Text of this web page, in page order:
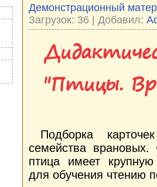
Демонстрационный
Загрузок: 36 | Добавил:
"Птицы.
Подборка
семейства
птица имеет
для обучения чтению